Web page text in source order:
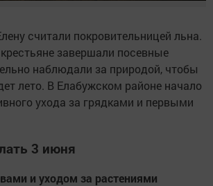
считали покровительницей льна.
завершали посевные
наблюдали за природой, чтобы
лето. В Елабужском районе начало
ухода за грядками и первыми
3 июня
и уходом за растениями